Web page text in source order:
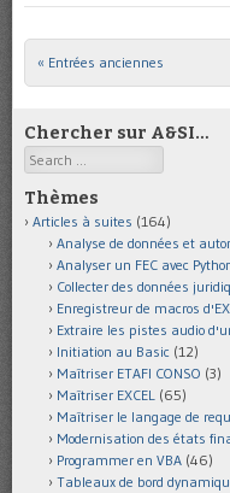
Post navigation
« Entrées anciennes
Chercher sur A&SI…
Search
Thèmes
Articles à suites (164)
Analyse de données et
Analyser un FEC avec
Collecter des données
Enregistreur de macros
Extraire les pistes audio
Initiation au Basic (12)
Maîtriser ETAFI CONSO (3)
Maîtriser EXCEL (65)
Maîtriser le langage de
Modernisation des états
Programmer en VBA (46)
Tableaux de bord